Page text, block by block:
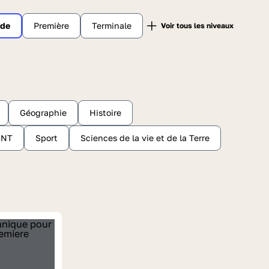
Première Terminale
Géographie Histoire
Sport Sciences de la vie et de la Terre